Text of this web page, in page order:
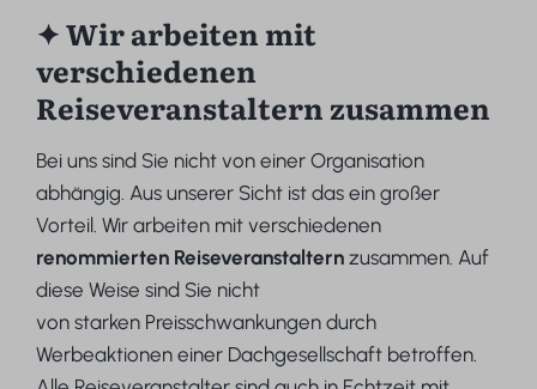
✦ Wir arbeiten mit
verschiedenen
Reiseveranstaltern zusammen
Bei uns sind Sie nicht von einer Organisation
abhängig. Aus unserer Sicht ist das ein großer
Vorteil. Wir arbeiten mit verschiedenen
renommierten Reiseveranstaltern zusammen. Auf
diese Weise sind Sie nicht
von starken Preisschwankungen durch
Werbeaktionen einer Dachgesellschaft betroffen.